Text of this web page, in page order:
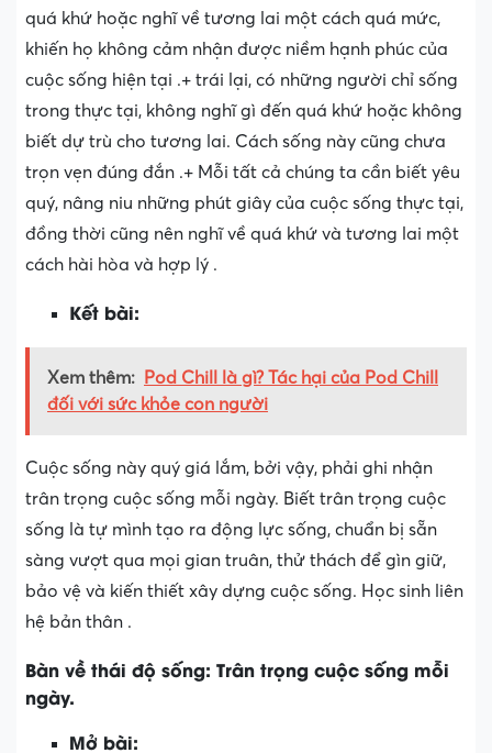
quá khứ hoặc nghĩ về tương lai một cách quá mức,
khiến họ không cảm nhận được niềm hạnh phúc của
cuộc sống hiện tại .+ trái lại, có những người chỉ sống
trong thực tại, không nghĩ gì đến quá khứ hoặc không
biết dự trù cho tương lai. Cách sống này cũng chưa
trọn vẹn đúng đắn .+ Mỗi tất cả chúng ta cần biết yêu
quý, nâng niu những phút giây của cuộc sống thực tại,
đồng thời cũng nên nghĩ về quá khứ và tương lai một
cách hài hòa và hợp lý .
Kết bài:
Xem thêm:
Pod Chill là gì? Tác hại của Pod Chill
đối với sức khỏe con người
Cuộc sống này quý giá lắm, bởi vậy, phải ghi nhận
trân trọng cuộc sống mỗi ngày. Biết trân trọng cuộc
sống là tự mình tạo ra động lực sống, chuẩn bị sẵn
sàng vượt qua mọi gian truân, thử thách để gìn giữ,
bảo vệ và kiến thiết xây dựng cuộc sống. Học sinh liên
hệ bản thân .
Bàn về thái độ sống: Trân trọng cuộc sống mỗi
ngày.
Mở bài: